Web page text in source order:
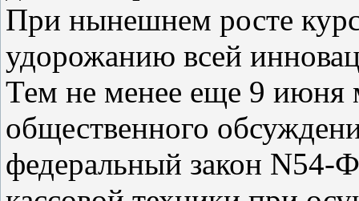
При нынешнем росте
удорожанию всей
Тем не менее еще 9 июня
общественного
федеральный закон